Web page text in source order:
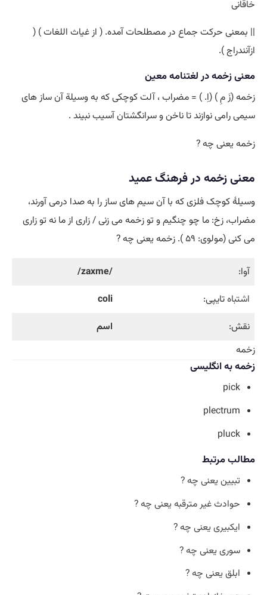
خاقانی
|| بمعنی حرکت جماع در مصطلحات آمده. ( از غیاث اللغات ) (
ازآنندراج ).
معنی زخمه در لغتنامه معین
زخمه (زَ مِ ) (اِ. ) = مضراب ، آلت کوچکی که به وسیلة آن ساز های
سیمی رامی نوازند تا ناخن و سرانگشتان آسیب نبیند .
زخمه یعنی چه ?
معنی زخمه در فرهنگ عمید
وسیلۀ کوچک فلزی که با آن سیم های ساز را به صدا درمی آورند،
مضراب، زخ: ما چو چنگیم و تو زخمه می زنی / زاری از ما نه تو زاری
می کنی (مولوی: ۵۹ ). زخمه یعنی چه ?
آوا:
/zaxme/
اشتباهتایپی:
coli
نقش:
اسم
زخمه
زخمه به انگلیسی
pick
plectrum
pluck
مطالب مرتبط
تبیین یعنی چه ?
حوادث غیر مترقبه یعنی چه ?
ایکبیری یعنی چه ?
سوری یعنی چه ?
ابلق یعنی چه ?